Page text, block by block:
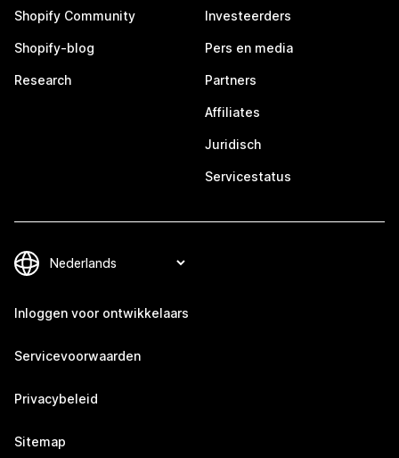
Shopify Community
Shopify-blog
Research
Investeerders
Pers en media
Partners
Affiliates
Juridisch
Servicestatus
Inloggen voor ontwikkelaars
Servicevoorwaarden
Privacybeleid
Sitemap